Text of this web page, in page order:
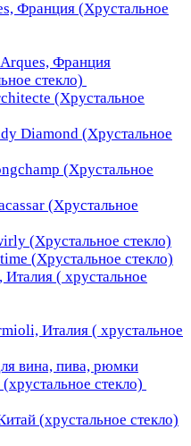
Франция (Хрустальное
Франция
стекло)
(Хрустальное
Diamond (Хрустальное
(Хрустальное
(Хрустальное
(Хрустальное стекло)
(Хрустальное стекло)
( хрустальное
Италия ( хрустальное
вина, пива, рюмки
стекло)
(хрустальное стекло)